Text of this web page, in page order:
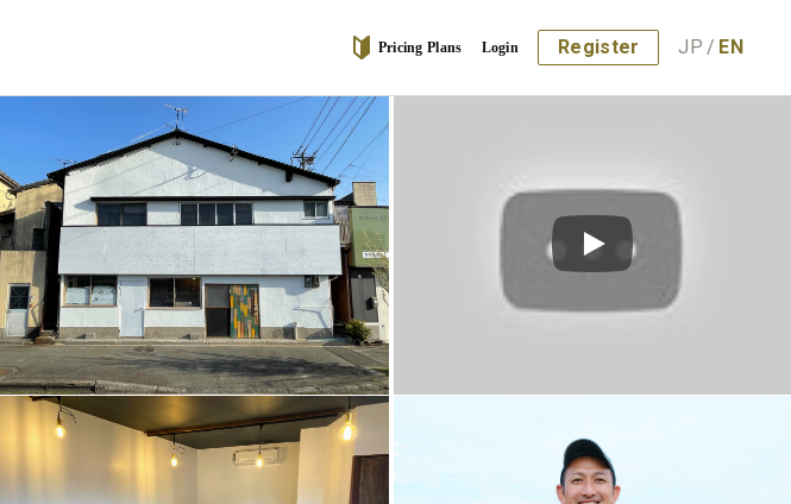
Pricing Plans Login Register JP / EN